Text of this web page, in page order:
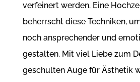
verfeinert werden. Eine
beherrscht diese Techniken,
noch ansprechender und
gestalten. Mit viel Liebe zum
geschulten Auge für Ästhetik